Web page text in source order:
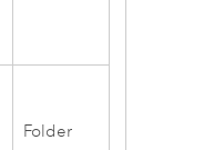
Folder